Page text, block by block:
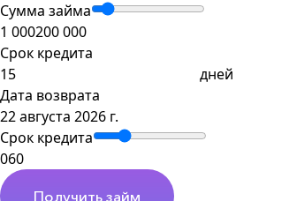
Сумма займа
1 000200 000
Срок кредита
дней
Дата возврата
22 августа 2026 г.
Срок кредита
060
Получить займ